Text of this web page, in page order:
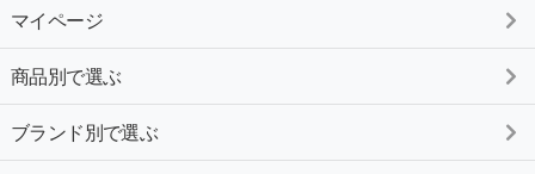
マイページ
商品別で選ぶ
ブランド別で選ぶ